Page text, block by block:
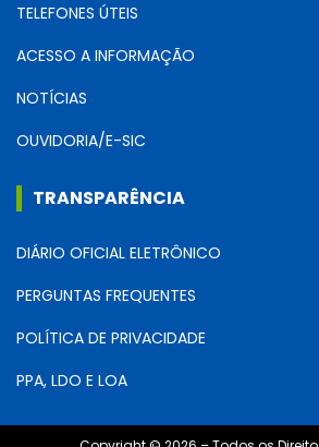
TELEFONES ÚTEIS
ACESSO A INFORMAÇÃO
NOTÍCIAS
OUVIDORIA/E-SIC
TRANSPARÊNCIA
DIÁRIO OFICIAL ELETRÔNICO
PERGUNTAS FREQUENTES
POLÍTICA DE PRIVACIDADE
PPA, LDO E LOA